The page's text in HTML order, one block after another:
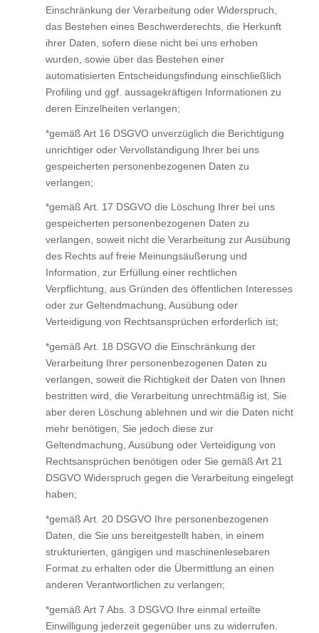
Einschränkung der Verarbeitung oder Widerspruch,
das Bestehen eines Beschwerderechts, die Herkunft
ihrer Daten, sofern diese nicht bei uns erhoben
wurden, sowie über das Bestehen einer
automatisierten Entscheidungsfindung einschließlich
Profiling und ggf. aussagekräftigen Informationen zu
deren Einzelheiten verlangen;
*gemäß Art 16 DSGVO unverzüglich die Berichtigung
unrichtiger oder Vervollständigung Ihrer bei uns
gespeicherten personenbezogenen Daten zu
verlangen;
*gemäß Art. 17 DSGVO die Löschung Ihrer bei uns
gespeicherten personenbezogenen Daten zu
verlangen, soweit nicht die Verarbeitung zur Ausübung
des Rechts auf freie Meinungsäußerung und
Information, zur Erfüllung einer rechtlichen
Verpflichtung, aus Gründen des öffentlichen Interesses
oder zur Geltendmachung, Ausübung oder
Verteidigung von Rechtsansprüchen erforderlich ist;
*gemäß Art. 18 DSGVO die Einschränkung der
Verarbeitung Ihrer personenbezogenen Daten zu
verlangen, soweit die Richtigkeit der Daten von Ihnen
bestritten wird, die Verarbeitung unrechtmäßig ist, Sie
aber deren Löschung ablehnen und wir die Daten nicht
mehr benötigen, Sie jedoch diese zur
Geltendmachung, Ausübung oder Verteidigung von
Rechtsansprüchen benötigen oder Sie gemäß Art 21
DSGVO Widerspruch gegen die Verarbeitung eingelegt
haben;
*gemäß Art. 20 DSGVO Ihre personenbezogenen
Daten, die Sie uns bereitgestellt haben, in einem
strukturierten, gängigen und maschinenlesebaren
Format zu erhalten oder die Übermittlung an einen
anderen Verantwortlichen zu verlangen;
*gemäß Art 7 Abs. 3 DSGVO Ihre einmal erteilte
Einwilligung jederzeit gegenüber uns zu widerrufen.